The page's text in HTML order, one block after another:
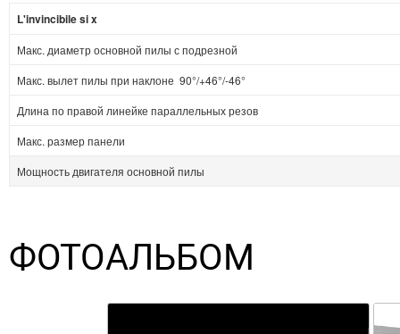
L'invincibile si x
Макс. диаметр основной пилы с подрезной
Макс. вылет пилы при наклоне 90°/+46°/-46°
Длина по правой линейке параллельных резов
Макс. размер панели
Мощность двигателя основной пилы
ФОТОАЛЬБОМ